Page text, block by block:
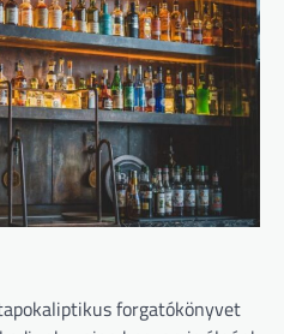
forgatókönyvet